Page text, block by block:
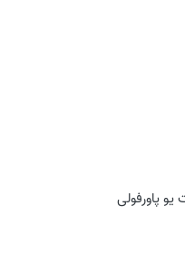
یو پاورفولی